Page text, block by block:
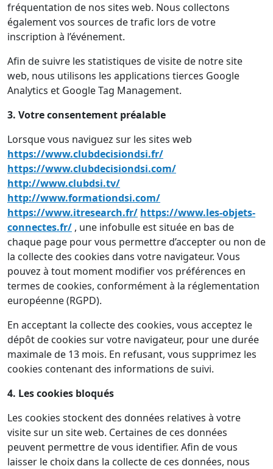
fréquentation de nos sites web. Nous collectons
également vos sources de trafic lors de votre
inscription à l’événement.
Afin de suivre les statistiques de visite de notre site
web, nous utilisons les applications tierces Google
Analytics et Google Tag Management.
3. Votre consentement préalable
Lorsque vous naviguez sur les sites web
https://www.clubdecisiondsi.fr/
https://www.clubdecisiondsi.com/
http://www.clubdsi.tv/
http://www.formationdsi.com/
https://www.itresearch.fr/ https://www.les-objets-
connectes.fr/ , une infobulle est située en bas de
chaque page pour vous permettre d’accepter ou non de
la collecte des cookies dans votre navigateur. Vous
pouvez à tout moment modifier vos préférences en
termes de cookies, conformément à la réglementation
européenne (RGPD).
En acceptant la collecte des cookies, vous acceptez le
dépôt de cookies sur votre navigateur, pour une durée
maximale de 13 mois. En refusant, vous supprimez les
cookies contenant des informations de suivi.
4. Les cookies bloqués
Les cookies stockent des données relatives à votre
visite sur un site web. Certaines de ces données
peuvent permettre de vous identifier. Afin de vous
laisser le choix dans la collecte de ces données, nous